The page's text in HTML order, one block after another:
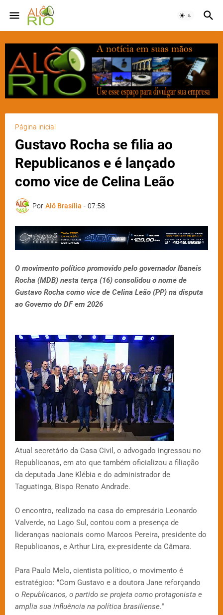
Página inicial
Gustavo Rocha se filia ao
Republicanos e é lançado
como vice de Celina Leão
Por Alô Brasília - 07:58
O movimento político promovido pelo governador Ibaneis
Rocha (MDB) nesta terça (16) consolidou o nome de
Gustavo Rocha como vice de Celina Leão (PP) na disputa
ao Governo do DF em 2026
Atual secretário da Casa Civil, o advogado ingressou no
Republicanos, em ato que também oficializou a filiação
da deputada Jane Klébia e do administrador de
Taguatinga, Bispo Renato Andrade.
O encontro, realizado na casa do empresário Leonardo
Valverde, no Lago Sul, contou com a presença de
lideranças nacionais como Marcos Pereira, presidente do
Republicanos, e Arthur Lira, ex-presidente da Câmara.
Para Paulo Melo, cientista político, o movimento é
estratégico: "Com Gustavo e a doutora Jane reforçando
o Republicanos, o partido se projeta como protagonista e
amplia sua influência na política brasiliense."